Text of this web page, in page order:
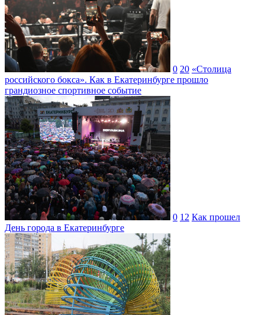
0 20 «Столица
российского бокса». Как в Екатеринбурге прошло
грандиозное спортивное событие
0 12 Как прошел
День города в Екатеринбурге